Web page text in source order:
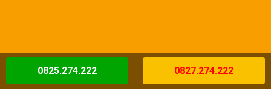
0825.274.222 0827.274.222